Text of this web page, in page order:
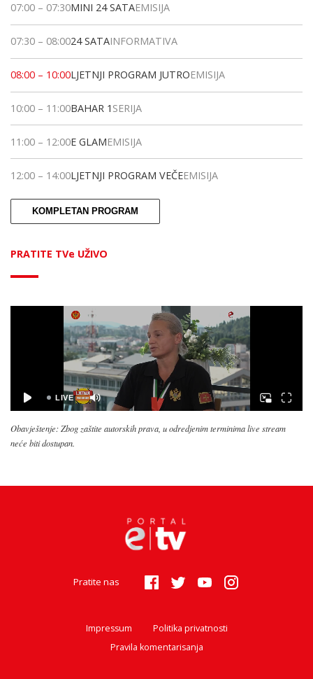
07:00 – 07:30MINI 24 SATAEMISIJA
07:30 – 08:0024 SATAINFORMATIVA
08:00 – 10:00LJETNJI PROGRAM JUTROEMISIJA
10:00 – 11:00BAHAR 1 SERIJA
11:00 – 12:00E GLAMEMISIJA
12:00 – 14:00LJETNJI PROGRAM VEČEEMISIJA
KOMPLETAN PROGRAM
PRATITE TVe UŽIVO
Obavještenje: Zbog zaštite autorskih prava, u odredjenim terminima live stream
neće biti dostupan.
Pratite nas
Impressum
Politika privatnosti
Pravila komentarisanja